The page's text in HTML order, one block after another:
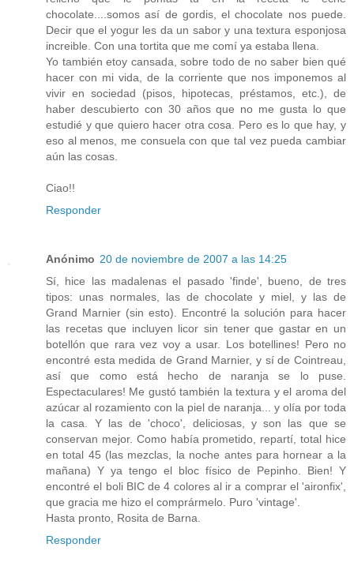
chocolate....somos así de gordis, el chocolate nos puede.
Decir que el yogur les da un sabor y una textura esponjosa
increible. Con una tortita que me comí ya estaba llena.
Yo también etoy cansada, sobre todo de no saber bien qué
hacer con mi vida, de la corriente que nos imponemos al
vivir en sociedad (pisos, hipotecas, préstamos, etc.), de
haber descubierto con 30 años que no me gusta lo que
estudié y que quiero hacer otra cosa. Pero es lo que hay, y
eso al menos, me consuela con que tal vez pueda cambiar
aún las cosas.
Ciao!!
Responder
Anónimo 20 de noviembre de 2007 a las 14:25
Sí, hice las madalenas el pasado 'finde', bueno, de tres
tipos: unas normales, las de chocolate y miel, y las de
Grand Marnier (sin esto). Encontré la solución para hacer
las recetas que incluyen licor sin tener que gastar en un
botellón que rara vez voy a usar. Los botellines! Pero no
encontré esta medida de Grand Marnier, y sí de Cointreau,
así que como está hecho de naranja se lo puse.
Espectaculares! Me gustó también la textura y el aroma del
azúcar al rozamiento con la piel de naranja... y olía por toda
la casa. Y las de 'choco', deliciosas, y son las que se
conservan mejor. Como había prometido, repartí, total hice
en total 45 (las mezclas, la noche antes para hornear a la
mañana) Y ya tengo el bloc físico de Pepinho. Bien! Y
encontré el boli BIC de 4 colores al ir a comprar el 'aironfix',
que gracia me hizo el comprármelo. Puro 'vintage'.
Hasta pronto, Rosita de Barna.
Responder